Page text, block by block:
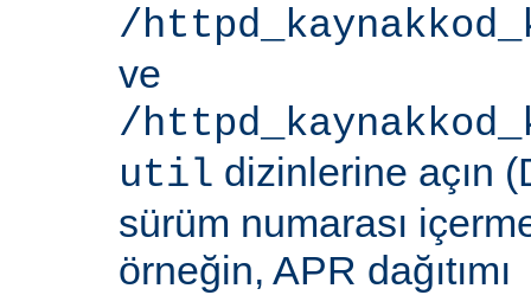
/
ve
/
util dizinlerine açın
sürüm numarası
örneğin, APR dağıtımı